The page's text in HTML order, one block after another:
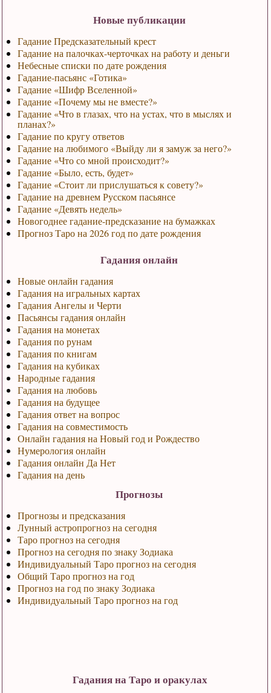
Новые публикации
Гадание Предсказательный крест
Гадание на палочках-черточках на работу и деньги
Небесные списки по дате рождения
Гадание-пасьянс «Готика»
Гадание «Шифр Вселенной»
Гадание «Почему мы не вместе?»
Гадание «Что в глазах, что на устах, что в мыслях и
планах?»
Гадание по кругу ответов
Гадание на любимого «Выйду ли я замуж за него?»
Гадание «Что со мной происходит?»
Гадание «Было, есть, будет»
Гадание «Стоит ли прислушаться к совету?»
Гадание на древнем Русском пасьянсе
Гадание «Девять недель»
Новогоднее гадание-предсказание на бумажках
Прогноз Таро на 2026 год по дате рождения
Гадания онлайн
Новые онлайн гадания
Гадания на игральных картах
Гадания Ангелы и Черти
Пасьянсы гадания онлайн
Гадания на монетах
Гадания по рунам
Гадания по книгам
Гадания на кубиках
Народные гадания
Гадания на любовь
Гадания на будущее
Гадания ответ на вопрос
Гадания на совместимость
Онлайн гадания на Новый год и Рождество
Нумерология онлайн
Гадания онлайн Да Нет
Гадания на день
Прогнозы
Прогнозы и предсказания
Лунный астропрогноз на сегодня
Таро прогноз на сегодня
Прогноз на сегодня по знаку Зодиака
Индивидуальный Таро прогноз на сегодня
Общий Таро прогноз на год
Прогноз на год по знаку Зодиака
Индивидуальный Таро прогноз на год
Гадания на Таро и оракулах